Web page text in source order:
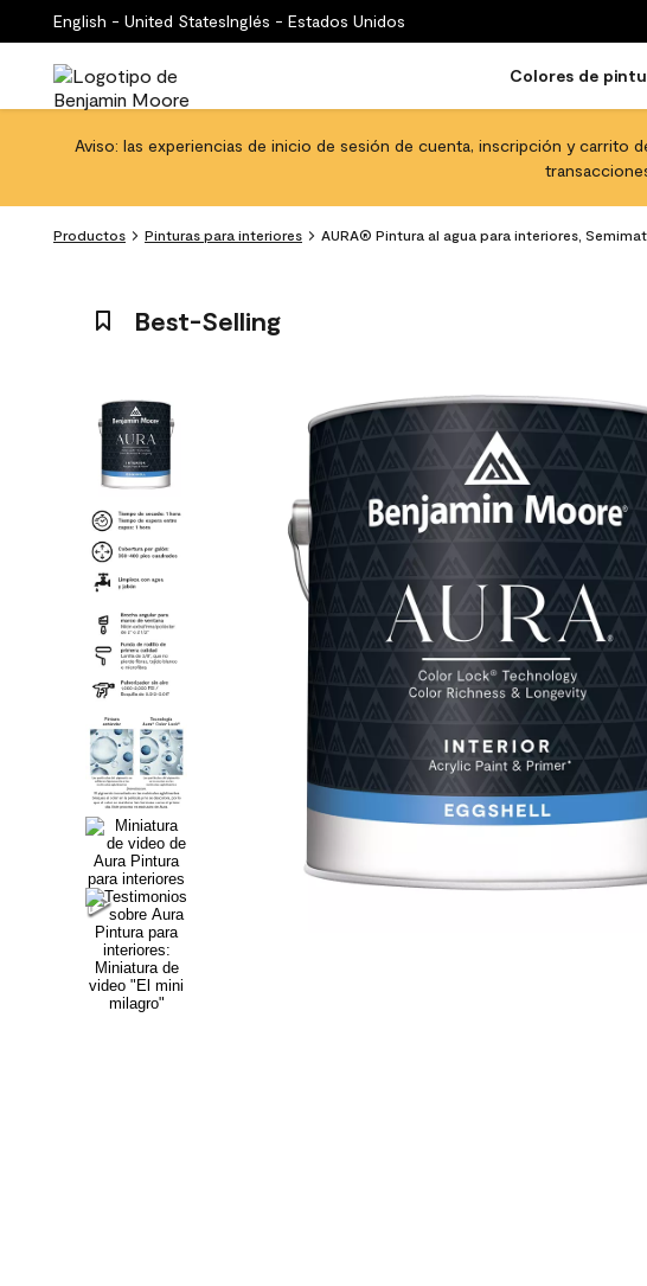
English - United StatesInglés - Estados Unidos
Colores de
Aviso: las experiencias de inicio de sesión de cuenta, inscripción y carrito
Productos Pinturas para interiores AURA® Pintura al agua para interiores,
Best-Selling